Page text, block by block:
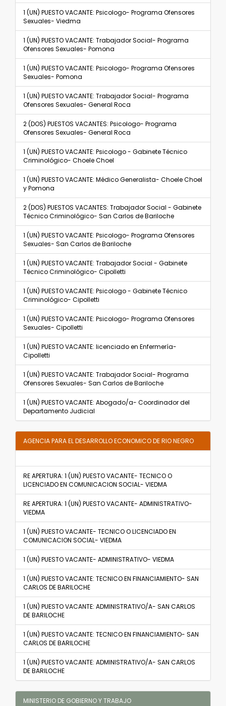
1 (UN) PUESTO VACANTE: Psicologo- Programa Ofensores
Sexuales- Viedma
1 (UN) PUESTO VACANTE: Trabajador Social- Programa
Ofensores Sexuales- Pomona
1 (UN) PUESTO VACANTE: Psicologo- Programa Ofensores
Sexuales- Pomona
1 (UN) PUESTO VACANTE: Trabajador Social- Programa
Ofensores Sexuales- General Roca
2 (DOS) PUESTOS VACANTES: Psicologo- Programa
Ofensores Sexuales- General Roca
1 (UN) PUESTO VACANTE: Psicologo - Gabinete Técnico
Criminológico- Choele Choel
1 (UN) PUESTO VACANTE: Médico Generalista- Choele Choel
y Pomona
2 (DOS) PUESTOS VACANTES: Trabajador Social - Gabinete
Técnico Criminológico- San Carlos de Bariloche
1 (UN) PUESTO VACANTE: Psicologo- Programa Ofensores
Sexuales- San Carlos de Bariloche
1 (UN) PUESTO VACANTE: Trabajador Social - Gabinete
Técnico Criminológico- Cipolletti
1 (UN) PUESTO VACANTE: Psicologo - Gabinete Técnico
Criminológico- Cipolletti
1 (UN) PUESTO VACANTE: Psicologo- Programa Ofensores
Sexuales- Cipolletti
1 (UN) PUESTO VACANTE: licenciado en Enfermería-
Cipolletti
1 (UN) PUESTO VACANTE: Trabajador Social- Programa
Ofensores Sexuales- San Carlos de Bariloche
1 (UN) PUESTO VACANTE: Abogado/a- Coordinador del
Departamento Judicial
AGENCIA PARA EL DESARROLLO ECONOMICO DE RIO NEGRO
RE APERTURA: 1 (UN) PUESTO VACANTE- TECNICO O
LICENCIADO EN COMUNICACION SOCIAL- VIEDMA
RE APERTURA: 1 (UN) PUESTO VACANTE- ADMINISTRATIVO-
VIEDMA
1 (UN) PUESTO VACANTE- TECNICO O LICENCIADO EN
COMUNICACION SOCIAL- VIEDMA
1 (UN) PUESTO VACANTE- ADMINISTRATIVO- VIEDMA
1 (UN) PUESTO VACANTE: TECNICO EN FINANCIAMIENTO- SAN
CARLOS DE BARILOCHE
1 (UN) PUESTO VACANTE: ADMINISTRATIVO/A- SAN CARLOS
DE BARILOCHE
1 (UN) PUESTO VACANTE: TECNICO EN FINANCIAMIENTO- SAN
CARLOS DE BARILOCHE
1 (UN) PUESTO VACANTE: ADMINISTRATIVO/A- SAN CARLOS
DE BARILOCHE
MINISTERIO DE GOBIERNO Y TRABAJO